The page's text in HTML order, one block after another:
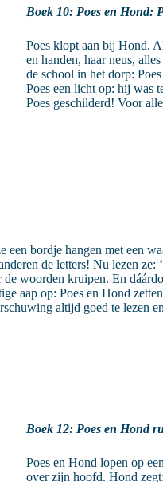
Boek 10: Poes en Hond:
Poes klopt aan bij Hond.
en handen, haar neus,
de school in het dorp:
Poes een licht op: hij was
Poes geschilderd! Voor
bordje hangen met een
de letters! Nu lezen ze:
woorden kruipen. En
aap op: Poes en Hond
altijd goed te lezen
Boek 12: Poes en Hond
Poes en Hond lopen op
over zijn hoofd. Hond